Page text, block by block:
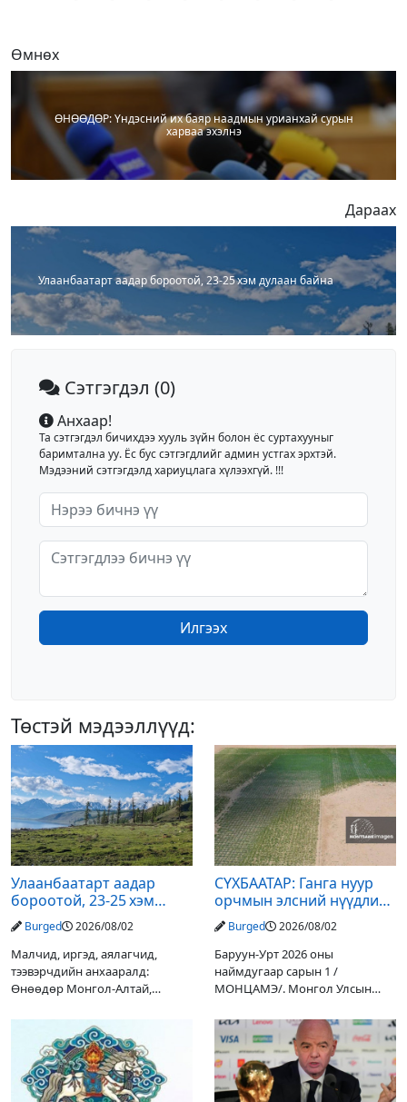
Өмнөх
ӨНӨӨДӨР: Үндэсний их баяр наадмын урианхай сурын
харваа эхэлнэ
Дараах
Улаанбаатарт аадар бороотой, 23-25 хэм дулаан байна
Сэтгэгдэл (0)
Анхаар!
Та сэтгэгдэл бичихдээ хууль зүйн болон ёс суртахууныг
баримтална уу. Ёс бус сэтгэгдлийг админ устгах эрхтэй.
Мэдээний сэтгэгдэлд хариуцлага хүлээхгүй. !!!
Илгээх
Төстэй мэдээллүүд:
Улаанбаатарт аадар
бороотой, 23-25 хэм
дулаан байна
Burged 2026/08/02
Малчид, иргэд, аялагчид,
тээвэрчдийн анхааралд:
Өнөөдөр Монгол-Алтай,
уулархаг нутгаар бороо, дуу
цахилгаантай аадар бороо
орох тул голуудын усны
түвшин нэмэгдэх, нөөлөг
СҮХБААТАР: Ганга нуур
орчмын элсний нүүдлийг
зогсоох туршилтын ажил
үр дүнгээ өгч эхэлжээ
Burged 2026/08/02
Баруун-Урт 2026 оны
наймдугаар сарын 1 /
МОНЦАМЭ/. Монгол Улсын
Дарьгангын Ганга нуурыг
сэргээн, хамгаалах төслийг
улсын төсвийн хөрөнгө
оруулалтаар хийж буй.
Төслийн